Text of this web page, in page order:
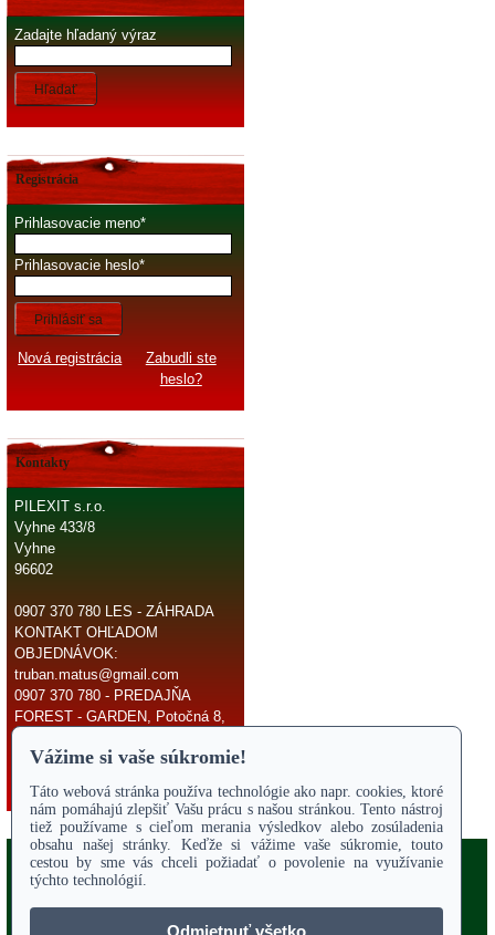
Zadajte hľadaný výraz
Hľadať
Registrácia
Prihlasovacie meno
Prihlasovacie heslo
Prihlásiť sa
Nová registrácia
Zabudli ste
heslo?
Kontakty
PILEXIT s.r.o.
Vyhne 433/8
Vyhne
96602
0907 370 780 LES - ZÁHRADA
KONTAKT OHĽADOM
OBJEDNÁVOK:
truban.matus@gmail.com
0907 370 780 - PREDAJŇA
FOREST - GARDEN, Potočná 8,
Copyright 2017Odstúpiť od zmluvy
ÚVODNÁ STRANA